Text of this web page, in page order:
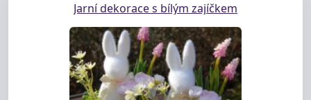
Jarní dekorace s bílým zajíčkem